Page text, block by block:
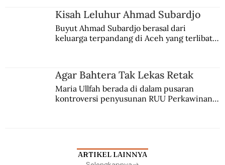
Kisah Leluhur Ahmad Subardjo
Buyut Ahmad Subardjo berasal dari
keluarga terpandang di Aceh yang terlibat
Agar Bahtera Tak Lekas Retak
Maria Ullfah berada di dalam pusaran
kontroversi penyusunan RUU Perkawinan.
ARTIKEL LAINNYA